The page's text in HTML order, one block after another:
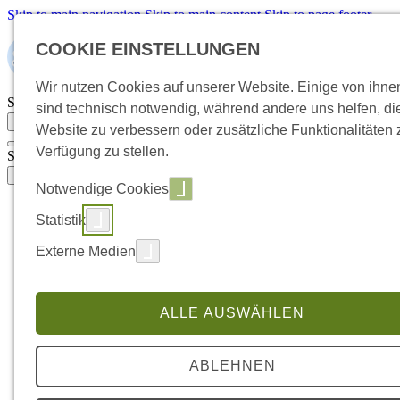
Skip to main navigation Skip to main content Skip to page footer
Suchbegriff eingeben
Suche öffnen
Suchbegriff eingeben
Handwerksbetrieb übernehmen
Submenu for "Handwerksbetrieb übernehmen"
So läuft die Übernahme ab
Übernahme oder Neugründung
Selbstcheck: Bereit zur Übernahme?
Wert & Kaufpreis verstehen
Businessplan für Bankgespräch
Finanzierung & Förderung
Submenu for "Handwerksbetrieb übergeben"
So läuft die Übergabe ab
COOKIE EINSTELLUNGEN
Wir nutzen Cookies auf unserer Website. Einige von
sind technisch notwendig, während andere uns helfen,
Website zu verbessern oder zusätzliche Funktionalitäten
Verfügung zu stellen.
Notwendige Cookies
Statistik
Externe Medien
ALLE AUSWÄHLEN
ABLEHNEN